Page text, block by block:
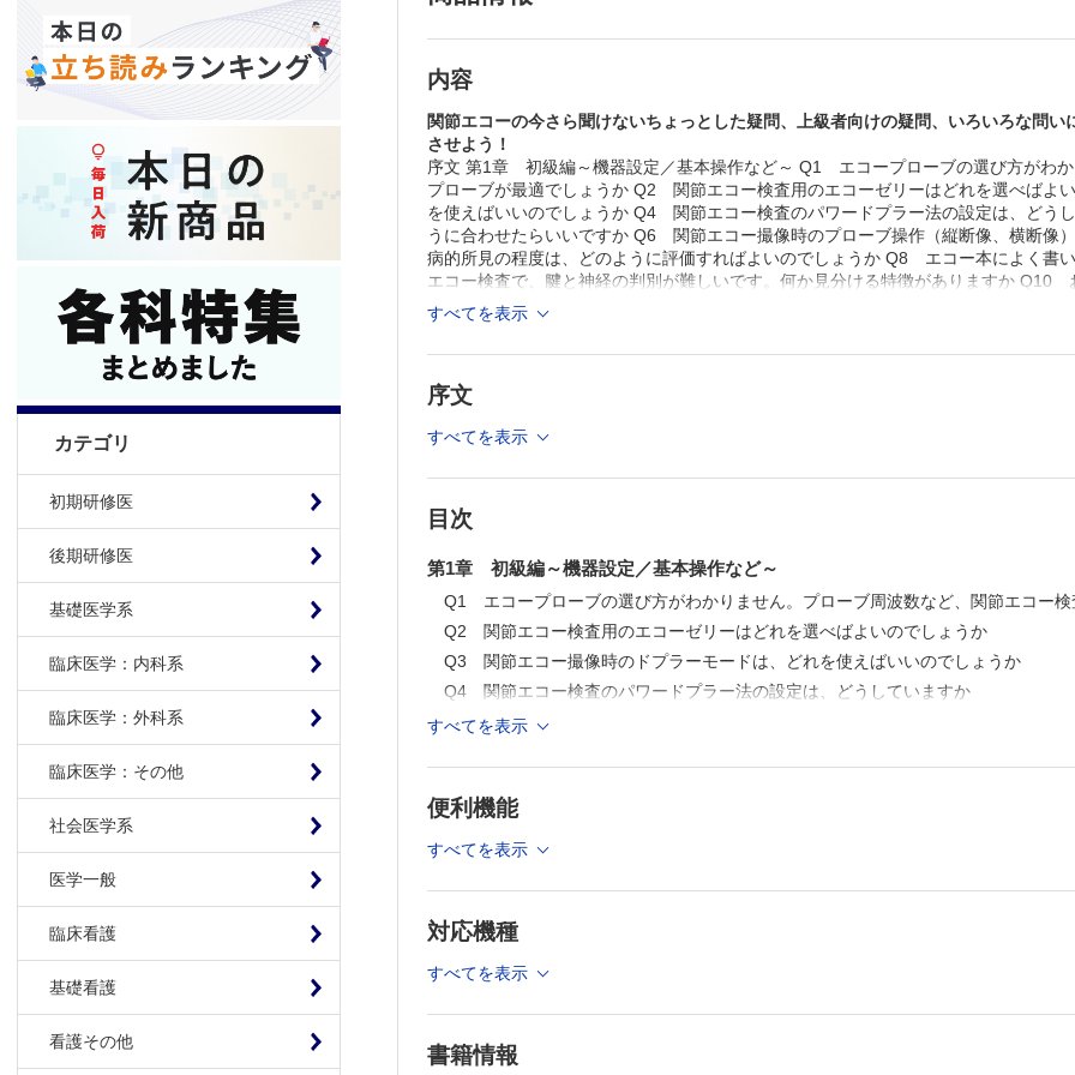
カテゴリ
初期研修医
後期研修医
基礎医学系
臨床医学：内科系
臨床医学：外科系
臨床医学：その他
社会医学系
医学一般
臨床看護
基礎看護
看護その他
内容
関節エコーの今さら聞けないちょっとした疑問、上級者向けの疑問、いろいろな問
させよう！
序文 第1章 初級編～機器設定／基本操作など～ Q1 エコープローブの選び方がわ
プローブが最適でしょうか Q2 関節エコー検査用のエコーゼリーはどれを選べば
を使えばいいのでしょうか Q4 関節エコー検査のパワードプラー法の設定は、どう
うに合わせたらいいですか Q6 関節エコー撮像時のプローブ操作（縦断像、横断
病的所見の程度は、どのように評価すればよいのでしょうか Q8 エコー本によく
エコー検査で、腱と神経の判別が難しいです。何か見分ける特徴がありますか
関節エコー検査時に、画像がうまく描出できなくて困っています。こんな時に確認
域のエコー検査とで、プローブ走査の違い・コツがありますか Q13 関節エコー検査
リウマチに特異性の高い関節ってありますか 第2章 中級編～ここぞという時の関
評価の仕方がよくわかりません。一定の取り決めがあるのでしょうか Q19 腱鞘滑膜
って診断することが難しいです。関節エコーを用いてのBaker嚢胞の診断方法を教
きると聞きました。評価法を教えてください Q23 腱断裂はMRIが診断のスタンダー
かるのでしょうか Q24 リウマチ性多発筋痛症なのか、関節リウマチなのか、診断
しょうか Q25 乾癬性関節炎での末梢関節炎と関節リウマチの末梢関節炎は、関節
ガングリオンだと思うのですが、診断に自信が持てません。エコー検査でのガング
節エコーが有用と聞きますが、うまく針先が確認できていません。エコーを用いた
変も見えるのですか？ 是非とも応用法を教えてください Q29 関節エコーで爪病
てください Q30 関節エコー検査中に、異常所見と見間違える注意すべき項目はあ
ワードプラモードで、注意すべきポイントがありますか。血流シグナルも本当に病
Q32 超早期関節リウマチの関節包内に着目したエコー病的所見はあるのでしょう
涙腺・唾液腺評価もできるのでしょうか Q34 関節エコー検査は不明熱の診断にも使
い Q37 高安動脈炎にもエコー検査が有用と聞きました。診断へのアプローチを診
意外と痛風に伴う関節炎に出合います。関節エコー検査で診断できないでしょうか
すべてを表示
序文
すべてを表示
目次
第1章 初級編～機器設定／基本操作など～
Q1 エコープローブの選び方がわかりません。プローブ周波数など、関節エコー
Q2 関節エコー検査用のエコーゼリーはどれを選べばよいのでしょうか
Q3 関節エコー撮像時のドプラーモードは、どれを使えばいいのでしょうか
Q4 関節エコー検査のパワードプラー法の設定は、どうしていますか
Q5 関節エコー撮像時の画像フォーカスは、どのように合わせたらいいですか
Q8 エコー本によく書いてある「アニソトロピー」って、何のことでしょうか
Q9 関節エコー検査で、腱と神経の判別が難しいです。何か見分ける特徴がありま
Q12 関節エコー検査と他領域のエコー検査とで、プローブ走査の違い・コツがあ
Q13 関節エコー検査で骨びらんと骨棘は、どのように見分けたらよいのでしょうか
Q15 関節エコー検査で軟骨を観察している時、黒く（低エコー像で）描出される
違いがあるのでしょうか
すべてを表示
便利機能
すべてを表示
対応機種
すべてを表示
書籍情報